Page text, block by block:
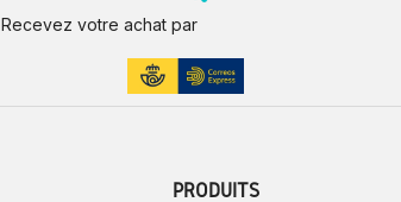
Recevez votre achat par
PRODUITS